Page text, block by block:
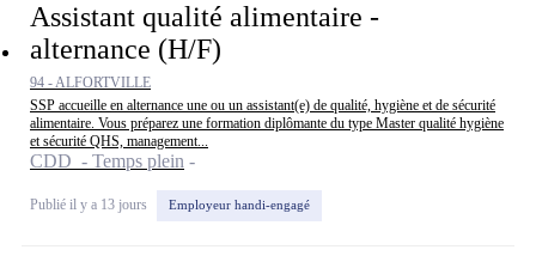
Assistant qualité alimentaire -
alternance (H/F)
94 - ALFORTVILLE
SSP accueille en alternance une ou un assistant(e) de qualité, hygiène et de sécurité
alimentaire. Vous préparez une formation diplômante du type Master qualité hygiène
et sécurité QHS, management...
CDD - Temps plein
Publié il y a 13 jours Employeur handi-engagé